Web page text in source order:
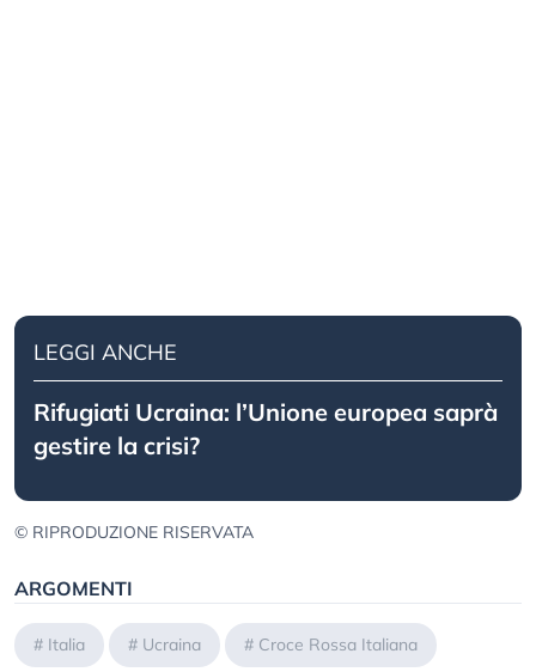
LEGGI ANCHE
Rifugiati Ucraina: l’Unione europea saprà
gestire la crisi?
© RIPRODUZIONE RISERVATA
ARGOMENTI
# Italia # Ucraina # Croce Rossa Italiana